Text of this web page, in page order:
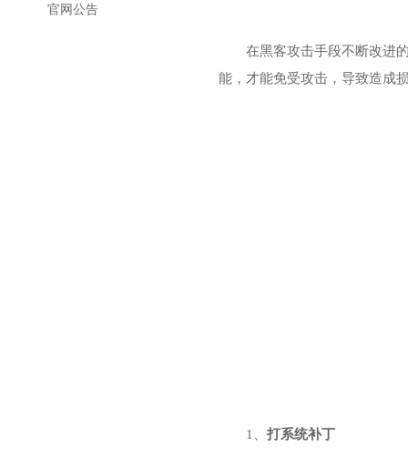
官网公告
在黑客攻击手段不断改进
能 ，才能免受攻击，导致造成
1、 打系统补丁